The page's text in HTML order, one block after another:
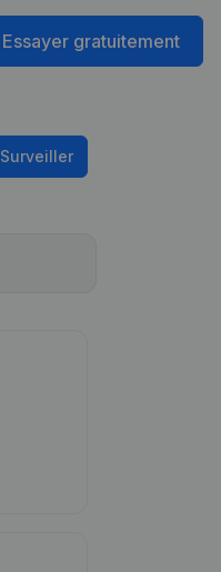
Essayer gratuitement
Surveiller